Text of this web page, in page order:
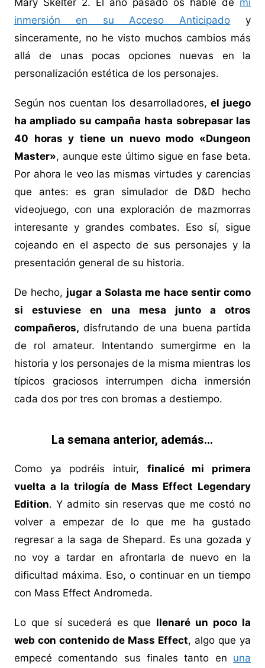
Mary Skelter 2. El año pasado os hablé de mi
inmersión en su Acceso Anticipado y
sinceramente, no he visto muchos cambios más
allá de unas pocas opciones nuevas en la
personalización estética de los personajes.
Según nos cuentan los desarrolladores,el juego
ha ampliado su campaña hasta sobrepasar las
40 horas y tiene un nuevo modo «Dungeon
Master», aunque este último sigue en fase beta.
Por ahora le veo las mismas virtudes y carencias
que antes: es gran simulador de D&D hecho
videojuego, con una exploración de mazmorras
interesante y grandes combates. Eso sí, sigue
cojeando en el aspecto de sus personajes y la
presentación general de su historia.
De hecho, jugar a Solasta me hace sentir como
si estuviese en una mesa junto a otros
compañeros, disfrutando de una buena partida
de rol amateur. Intentando sumergirme en la
historia y los personajes de la misma mientras los
típicos graciosos interrumpen dicha inmersión
cada dos por tres con bromas a destiempo.
La semana anterior, además…
Como ya podréis intuir, finalicé mi primera
vuelta a la trilogía de Mass Effect Legendary
Edition. Y admito sin reservas que me costó no
volver a empezar de lo que me ha gustado
regresar a la saga de Shepard. Es una gozada y
no voy a tardar en afrontarla de nuevo en la
dificultad máxima. Eso, o continuar en un tiempo
con Mass Effect Andromeda.
Lo que sí sucederá es que llenaré un poco la
web con contenido de Mass Effect, algo que ya
empecé comentando sus finales tanto en una